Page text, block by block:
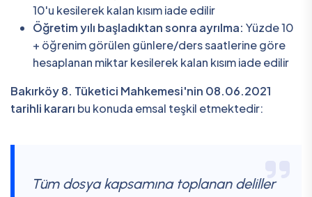
10'u kesilerek kalan kısım iade edilir
Öğretim yılı başladıktan sonra ayrılma: Yüzde 10
+ öğrenim görülen günlere/ders saatlerine göre
hesaplanan miktar kesilerek kalan kısım iade edilir
Bakırköy 8. Tüketici Mahkemesi'nin 08.06.2021
tarihli kararı bu konuda emsal teşkil etmektedir:
Tüm dosya kapsamına toplanan deliller